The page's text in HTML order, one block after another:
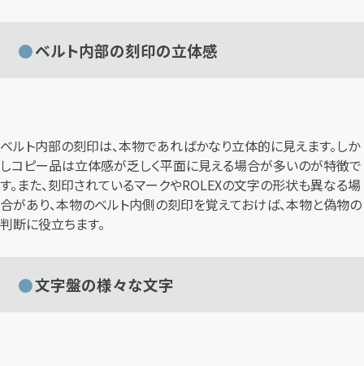
ベルト内部の刻印の立体感
ベルト内部の刻印は、本物であればかなり立体的に見えます。しか
しコピー品は立体感が乏しく平面に見える場合が多いのが特徴で
す。また、刻印されているマークやROLEXの文字の形状も異なる場
合があり、本物のベルト内側の刻印を覚えておけば、本物と偽物の
判断に役立ちます。
文字盤の様々な文字